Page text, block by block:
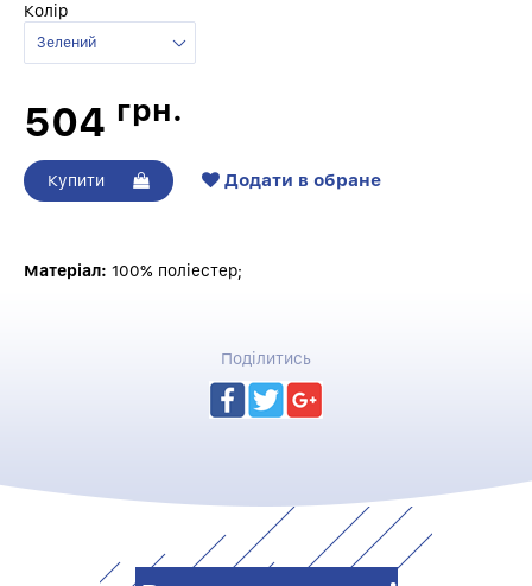
Колір
504 грн.
Купити Додати в обране
Матеріал: 100% поліестер;
Поділитись